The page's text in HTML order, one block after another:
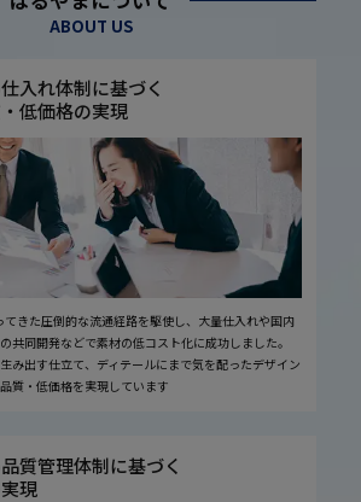
ABOUT US
入れ体制に基づく
低価格の実現
きた圧倒的な流通経路を駆使し、大量仕入れや国内
共同開発などで素材の低コスト化に成功しました。
み出す仕立て、ディテールにまで気を配ったデザイン
質・低価格を実現しています
質管理体制に基づく
現